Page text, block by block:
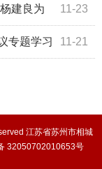
11-23
建良为
11-21
专题学习
江苏省苏州市相城
32050702010653号